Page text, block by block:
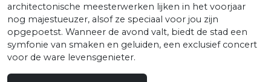
architectonische meesterwerken lijken in het voorjaar
nog majestueuzer, alsof ze speciaal voor jou zijn
opgepoetst. Wanneer de avond valt, biedt de stad een
symfonie van smaken en geluiden, een exclusief concert
voor de ware levensgenieter.